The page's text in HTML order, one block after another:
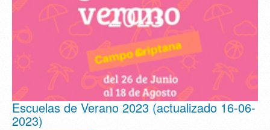
Escuelas de Verano 2023 (actualizado 16-06-
2023)